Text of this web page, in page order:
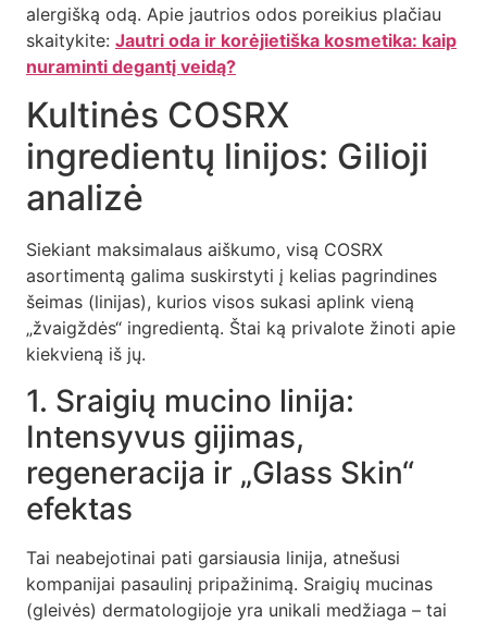
alergišką odą. Apie jautrios odos poreikius plačiau
skaitykite: Jautri oda ir korėjietiška kosmetika: kaip
nuraminti degantį veidą?
Kultinės COSRX
ingredientų linijos: Gilioji
analizė
Siekiant maksimalaus aiškumo, visą COSRX
asortimentą galima suskirstyti į kelias pagrindines
šeimas (linijas), kurios visos sukasi aplink vieną
„žvaigždės“ ingredientą. Štai ką privalote žinoti apie
kiekvieną iš jų.
1. Sraigių mucino linija:
Intensyvus gijimas,
regeneracija ir „Glass Skin“
efektas
Tai neabejotinai pati garsiausia linija, atnešusi
kompanijai pasaulinį pripažinimą. Sraigių mucinas
(gleivės) dermatologijoje yra unikali medžiaga – tai